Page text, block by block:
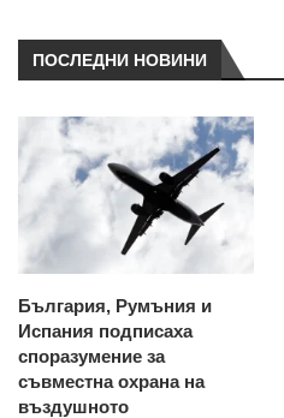
ПОСЛЕДНИ НОВИНИ
България, Румъния и
Испания подписаха
споразумение за
съвместна охрана на
въздушното